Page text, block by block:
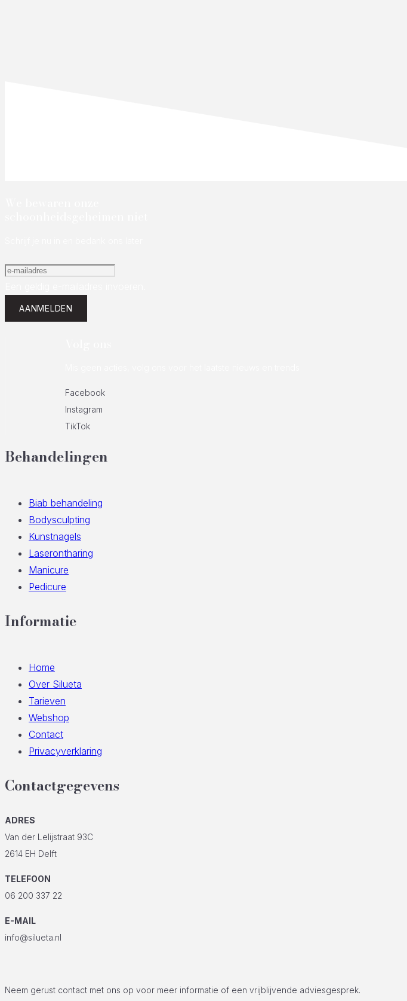
AANMELDEN
Facebook
Instagram
TikTok
Behandelingen
Biab behandeling
Bodysculpting
Kunstnagels
Laserontharing
Manicure
Pedicure
Informatie
Home
Over Silueta
Tarieven
Webshop
Contact
Privacyverklaring
Contactgegevens
ADRES
Van der Lelijstraat 93C
2614 EH Delft
TELEFOON
06 200 337 22
E-MAIL
info@silueta.nl
Neem gerust contact met ons op voor meer informatie of een vrijblijvende adviesgesprek.